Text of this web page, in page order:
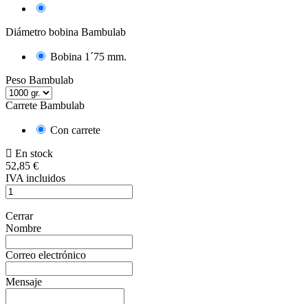
Diámetro bobina Bambulab
Bobina 1´75 mm.
Peso Bambulab
Carrete Bambulab
Con carrete
En stock
52,85 €
IVA incluidos
Cerrar
Nombre
Correo electrónico
Mensaje